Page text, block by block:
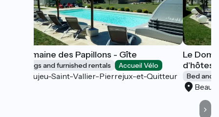
Le Domaine des Papillons - Gîte
Lodgings and furnished rentals Accueil Vélo
Beaujeu-Saint-Vallier-Pierrejux-et-Quitteur
Le
d'hôtes
Bed and